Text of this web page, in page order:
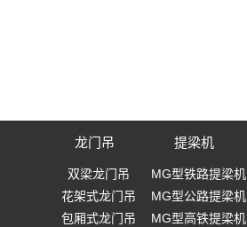
龙门吊
双梁龙门吊
花架式龙门吊
包厢式龙门吊
提梁机
MG型铁路提梁机
MG型公路提梁机
MG型高铁提梁机